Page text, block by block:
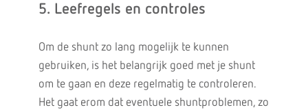
5. Leefregels en controles
Om de shunt zo lang mogelijk te kunnen
gebruiken, is het belangrijk goed met je shunt
om te gaan en deze regelmatig te controleren.
Het gaat erom dat eventuele shuntproblemen, zo